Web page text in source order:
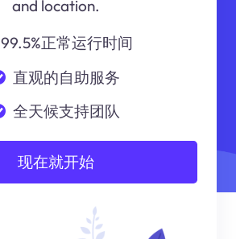
and location.
99.5%正常运行时间
直观的自助服务
全天候支持团队
现在就开始